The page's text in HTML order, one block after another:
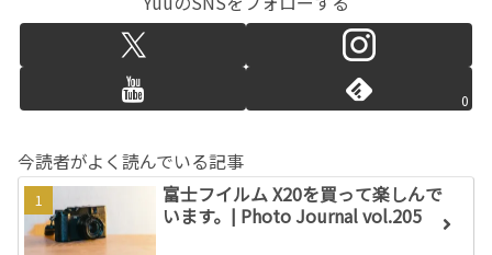
0
今読者がよく読んでいる記事
富士フイルム X20を買って楽しんで
います。| Photo Journal vol.205